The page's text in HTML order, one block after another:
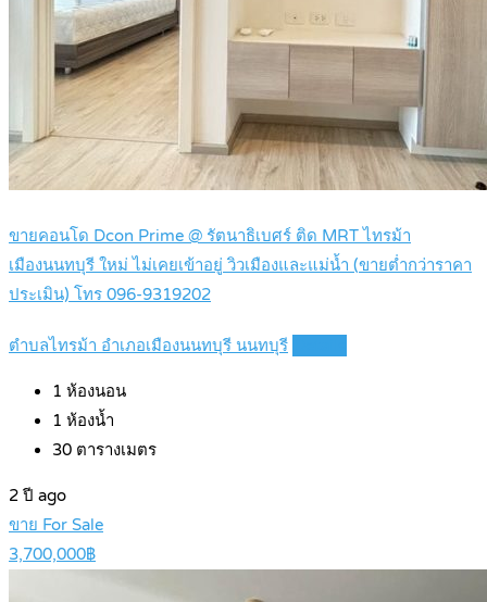
ขายคอนโด Dcon Prime @ รัตนาธิเบศร์ ติด MRT ไทรม้า
เมืองนนทบุรี ใหม่ ไม่เคยเข้าอยู่ วิวเมืองและแม่น้ำ (ขายต่ำกว่าราคา
ประเมิน) โทร 096-9319202
ตำบลไทรม้า อำเภอเมืองนนทบุรี นนทบุรี
1 ห้องนอน
1 ห้องน้ำ
30 ตารางเมตร
2 ปี ago
ขาย For Sale
3,700,000฿